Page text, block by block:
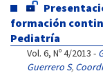
formación
Pediatría
Vol. 6, Nº 4/2013 -
Guerrero S,